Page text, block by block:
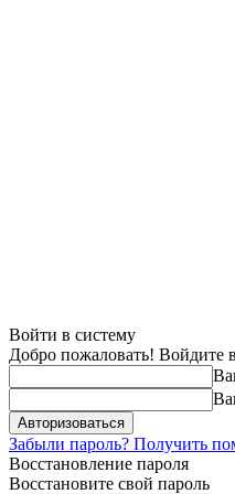
Войти в систему
Добро пожаловать! Войдите
Забыли пароль? Получить
Восстановление пароля
Восстановите свой пароль